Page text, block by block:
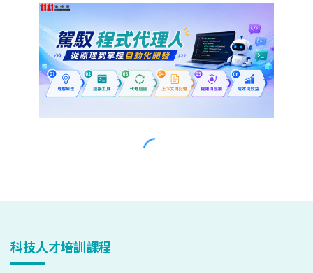
科技人才培訓課程